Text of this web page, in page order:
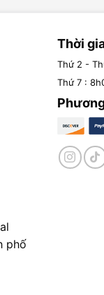
phố
Thời
Thứ 2 -
Thứ 7 :